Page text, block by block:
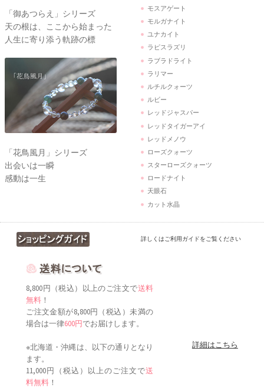
「御あつらえ」シリーズ
天の根は、ここから始まった
人生に寄り添う軌跡の標
「花鳥風月」シリーズ
出会いは一瞬
感動は一生
モスアゲート
モルガナイト
ユナカイト
ラピスラズリ
ラブラドライト
ラリマー
ルチルクォーツ
ルビー
レッドジャスパー
レッドタイガーアイ
レッドメノウ
ローズクォーツ
スターローズクォーツ
ロードナイト
天眼石
カット水晶
詳しくはご利用ガイドをご覧ください
8,800円（税込）以上のご注文で送料
無料 ！
ご注文金額が8,800円（税込）未満の
場合は一律600円でお届けします。
※北海道・沖縄は、以下の通りとなり
ます。
11,000円（税込）以上のご注文で送
料無料 ！
詳細はこちら